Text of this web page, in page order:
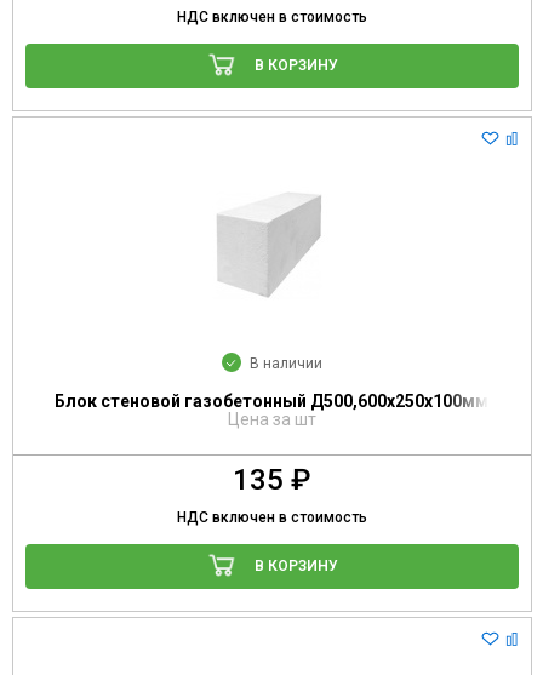
НДС включен в стоимость
В КОРЗИНУ
В наличии
Блок стеновой газобетонный Д500,600х250х100мм
Цена за шт
135 ₽
НДС включен в стоимость
В КОРЗИНУ